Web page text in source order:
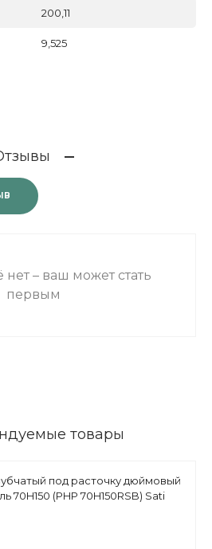
200,11
9,525
– ваш может стать
первым
товары
под расточку дюймовый
70H150 (PHP 70H150RSB) Sati